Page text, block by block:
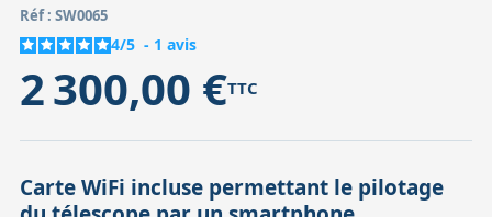
Réf : SW0065
4/5 - 1 avis
2 300,00 €TTC
Carte WiFi incluse permettant le pilotage